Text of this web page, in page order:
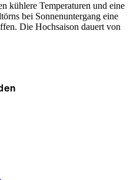
kühlere Temperaturen und eine
bei Sonnenuntergang eine
Die Hochsaison dauert von